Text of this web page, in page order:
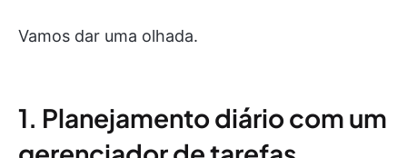
Vamos dar uma olhada.
1. Planejamento diário com um